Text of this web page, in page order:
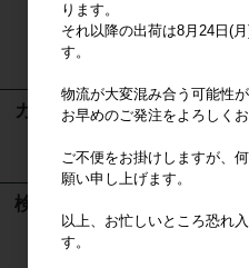
カート
カート
検索
ります。
それ以降の出荷は8月24日(
す。
物流が大変混み合う可能性
お早めのご発注をよろしくお
ご不便をお掛けしますが、
願い申し上げます。
以上、お忙しいところ恐れ
す。